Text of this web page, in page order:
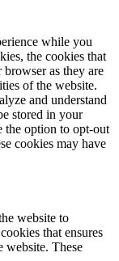
while you
the cookies that
browser as they are
of the website.
and understand
stored in your
the option to opt-out
cookies may have
website to
that ensures
website. These